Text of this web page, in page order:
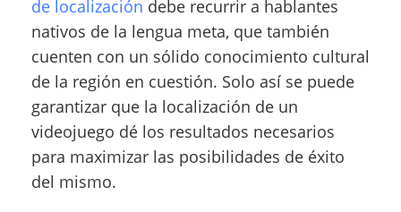
de localización debe recurrir a hablantes
nativos de la lengua meta, que también
cuenten con un sólido conocimiento cultural
de la región en cuestión. Solo así se puede
garantizar que la localización de un
videojuego dé los resultados necesarios
para maximizar las posibilidades de éxito
del mismo.